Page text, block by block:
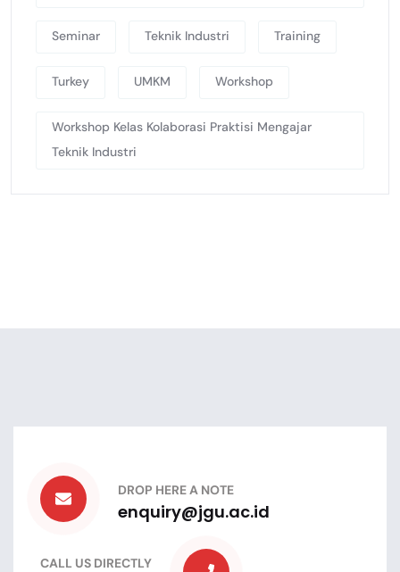
Seminar Teknik Industri Training
Turkey UMKM Workshop
Workshop Kelas Kolaborasi Praktisi Mengajar
Teknik Industri
DROP HERE A NOTE
enquiry@jgu.ac.id
CALL US DIRECTLY